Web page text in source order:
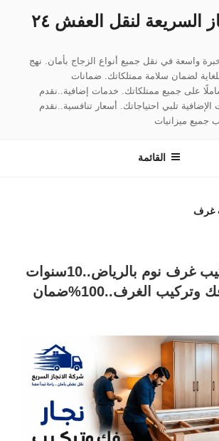
شركة الانجاز السريعة لنقل العفش ٢٤
واسعة في نقل جميع أنواع الزجاج بأمان. نهج
لضمان سلامة ممتلكاتك. ضمانات
على جميع ممتلكاتك. خدمات إضافية..نقدم
تلبي احتياجاتك. أسعار تنافسية..نقدم
جميع ميزانيات
القائمة
غرف
نجار فك وتركيب غرف نوم بالرياض..10سنوات
خبرة بمجال فك وتركيب الغرف..100%ضمان